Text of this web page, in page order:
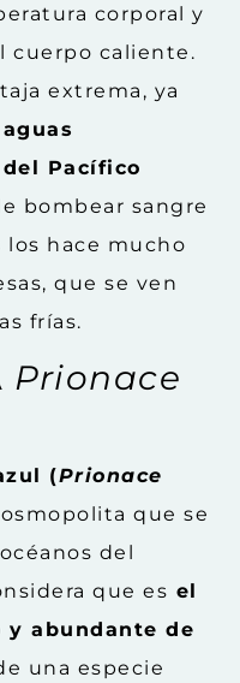
corporal y
cuerpo caliente.
extrema, ya
Pacífico
bombear sangre
hace mucho
que se ven
frías.
Prionace
(Prionace
que se
del
que es el
abundante de
una especie